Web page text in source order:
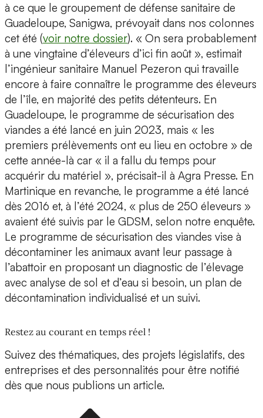
à ce que le groupement de défense sanitaire de
Guadeloupe, Sanigwa, prévoyait dans nos colonnes
cet été (voir notre dossier). « On sera probablement
à une vingtaine d’éleveurs d’ici fin août », estimait
l’ingénieur sanitaire Manuel Pezeron qui travaille
encore à faire connaître le programme des éleveurs
de l’île, en majorité des petits détenteurs. En
Guadeloupe, le programme de sécurisation des
viandes a été lancé en juin 2023, mais « les
premiers prélèvements ont eu lieu en octobre » de
cette année-là car « il a fallu du temps pour
acquérir du matériel », précisait-il à Agra Presse. En
Martinique en revanche, le programme a été lancé
dès 2016 et, à l’été 2024, « plus de 250 éleveurs »
avaient été suivis par le GDSM, selon notre enquête.
Le programme de sécurisation des viandes vise à
décontaminer les animaux avant leur passage à
l’abattoir en proposant un diagnostic de l’élevage
avec analyse de sol et d’eau si besoin, un plan de
décontamination individualisé et un suivi.
Restez au courant en temps réel !
Suivez des thématiques, des projets législatifs, des
entreprises et des personnalités pour être notifié
dès que nous publions un article.